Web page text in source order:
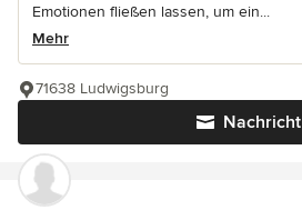
Emotionen fließen lassen, um ein...
Mehr
Nachricht
71638 Ludwigsburg